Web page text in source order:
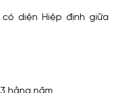
diện Hiệp định giữa